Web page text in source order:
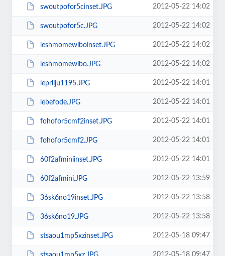
swoutpofor5cinset.JPG 2012-05-22 14:02
swoutpofor5c.JPG 2012-05-22 14:02
leshmomewiboinset.JPG 2012-05-22 14:02
leshmomewibo.JPG 2012-05-22 14:02
leprliju1195.JPG 2012-05-22 14:01
lebefode.JPG 2012-05-22 14:01
fohofor5cmf2inset.JPG 2012-05-22 14:01
fohofor5cmf2.JPG 2012-05-22 14:01
60f2afminiinset.JPG 2012-05-22 14:01
60f2afmini.JPG 2012-05-22 13:59
36sk6no19inset.JPG 2012-05-22 13:58
36sk6no19.JPG 2012-05-22 13:58
stsaou1mp5xzinset.JPG 2012-05-18 09:47
2012-05-18 09:47